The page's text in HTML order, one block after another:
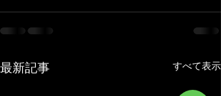
最新記事 すべて表示